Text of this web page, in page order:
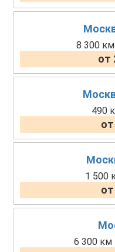
8 300
от
490
1 500
6 300 км